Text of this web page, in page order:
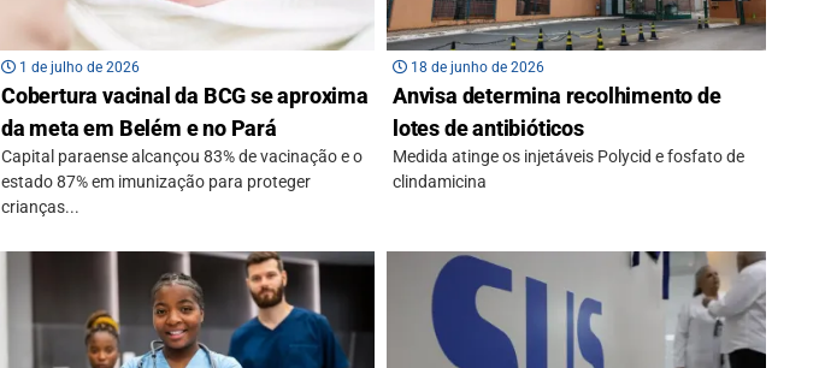
1 de julho de 2026
Cobertura vacinal da BCG se aproxima
da meta em Belém e no Pará
Capital paraense alcançou 83% de vacinação e o
estado 87% em imunização para proteger
crianças...
18 de junho de 2026
Anvisa determina recolhimento de
lotes de antibióticos
Medida atinge os injetáveis Polycid e fosfato de
clindamicina